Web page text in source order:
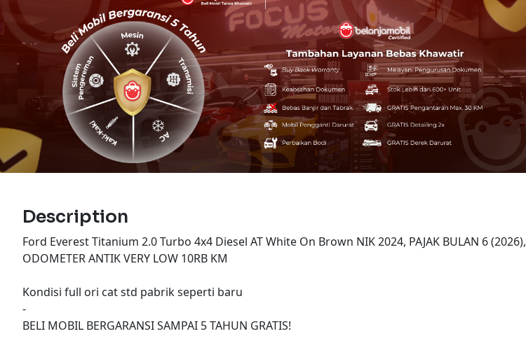
Description
Ford Everest Titanium 2.0 Turbo 4x4 Diesel AT White On Brown NIK 2024, PAJAK BULAN 6 (2026),
ODOMETER ANTIK VERY LOW 10RB KM
Kondisi full ori cat std pabrik seperti baru
-
BELI MOBIL BERGARANSI SAMPAI 5 TAHUN GRATIS!